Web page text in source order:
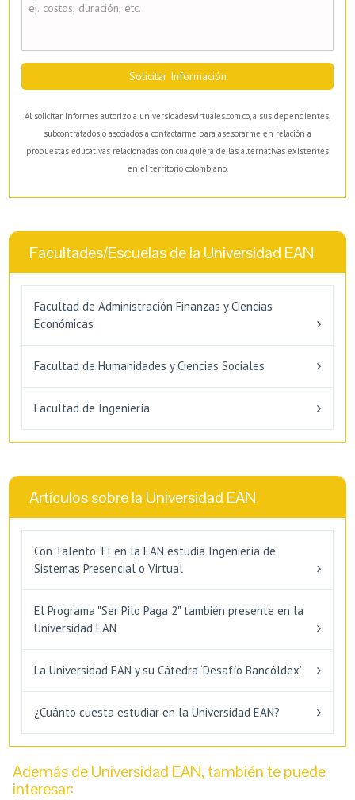
Solicitar Información
Al solicitar informes autorizo a universidadesvirtuales.com.co, a sus dependientes,
subcontratados o asociados a contactarme para asesorarme en relación a
propuestas educativas relacionadas con cualquiera de las alternativas existentes
en el territorio colombiano.
Facultades/Escuelas de la Universidad EAN
Facultad de Administración Finanzas y Ciencias
Económicas
Facultad de Humanidades y Ciencias Sociales
Facultad de Ingeniería
Artículos sobre la Universidad EAN
Con Talento TI en la EAN estudia Ingeniería de
Sistemas Presencial o Virtual
El Programa "Ser Pilo Paga 2" también presente en la
Universidad EAN
La Universidad EAN y su Cátedra ‘Desafío Bancóldex’
¿Cuánto cuesta estudiar en la Universidad EAN?
Además de Universidad EAN, también te puede
interesar: